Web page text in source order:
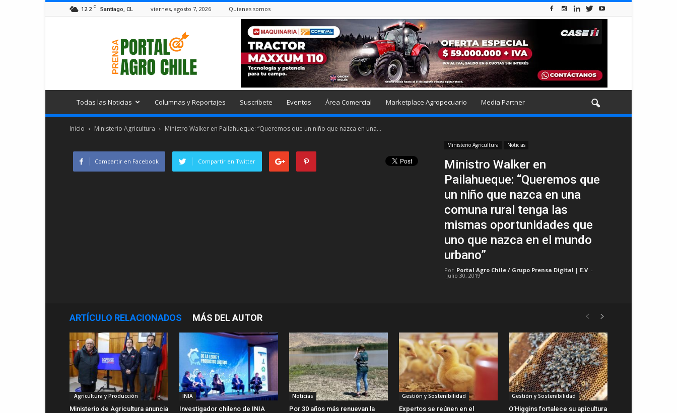
12.2 C Santiago, CL viernes, agosto 7, 2026 Quienes somos
Todas las Noticias Columnas y Reportajes Suscríbete Eventos Área Comercial Marketplace Agropecuario Media Partner
Inicio Ministerio Agricultura Ministro Walker en Pailahueque: “Queremos que un niño que nazca en una...
Ministerio Agricultura Noticias
Ministro Walker en
Pailahueque: “Queremos que
un niño que nazca en una
comuna rural tenga las
mismas oportunidades que
uno que nazca en el mundo
urbano”
Por Portal Agro Chile / Grupo Prensa Digital | E.V -
julio 30, 2019
Compartir en Facebook Compartir en Twitter
ARTÍCULO RELACIONADOS MÁS DEL AUTOR
Agricultura y Producción
Ministerio de Agricultura anuncia
INIA
Investigador chileno de INIA
Noticias
Por 30 años más renuevan la
Gestión y Sostenibilidad
Expertos se reúnen en el
Gestión y Sostenibilidad
O’Higgins fortalece su apicultura